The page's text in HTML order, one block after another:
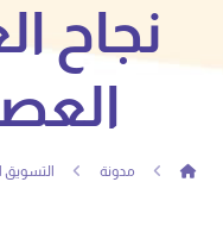
نجاح
مدونة التسويق